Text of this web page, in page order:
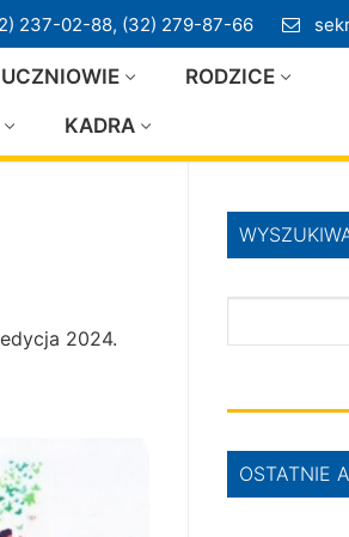
237-02-88, (32) 279-87-66
UCZNIOWIE RODZICE
KADRA
2024.
OSTATNIE